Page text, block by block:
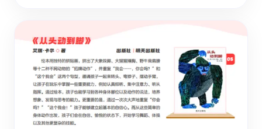
母亲节绘本推荐，
《了不起的妈妈》经典亲子
绘本合集，专为3-8岁儿童设计，通过15个温
馨故事展现不同文化背景下的母爱智慧。这套
获奖绘本合集涵盖情感认知、生命教育、成长
陪伴等主题，帮助孩子理解亲情内涵，培养共
情能力与语言表达力。幼儿园至小学低年级孩